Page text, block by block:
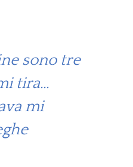
sono tre
tira…
mi